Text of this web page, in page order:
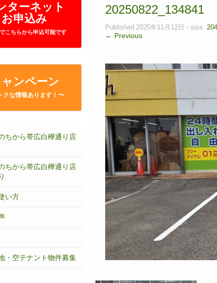
ターネット
お申込み
こちらから申込可能です
ンペーン
クな情報あります！〜
ちから帯広白樺通り店
ちから帯広白樺通り店
い方
・空テナント物件募集
20250822_134841
Published2025年11月12日 - size:
← Previous